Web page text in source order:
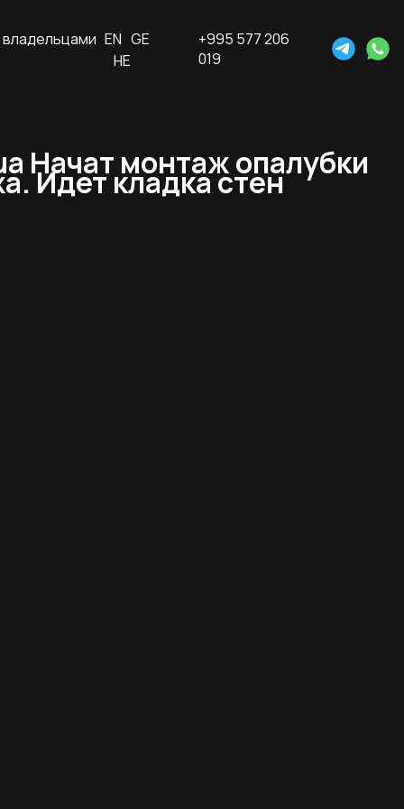
EN GE
HE
+995 577 206
019
Начат монтаж опалубки
Идет кладка стен